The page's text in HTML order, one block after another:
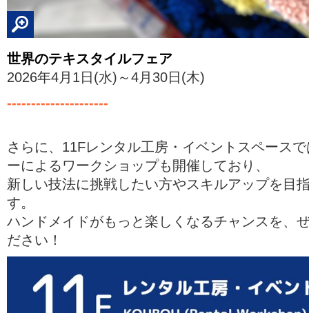
世界のテキスタイルフェア
2026年4月1日(水)～4月30日(木)
---------------------
さらに、11Fレンタル工房・イベントスペース
ーによるワークショップも開催しており、
新しい技法に挑戦したい方やスキルアップを目
す。
ハンドメイドがもっと楽しくなるチャンスを、
ださい！